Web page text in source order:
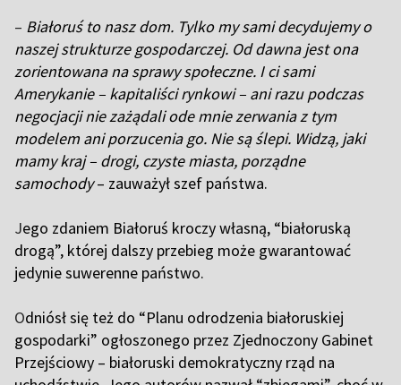
– Białoruś to nasz dom. Tylko my sami decydujemy o
naszej strukturze gospodarczej. Od dawna jest ona
zorientowana na sprawy społeczne. I ci sami
Amerykanie – kapitaliści rynkowi – ani razu podczas
negocjacji nie zażądali ode mnie zerwania z tym
modelem ani porzucenia go. Nie są ślepi. Widzą, jaki
mamy kraj – drogi, czyste miasta, porządne
samochody– zauważył szef państwa.
Jego zdaniem Białoruś kroczy własną, “białoruską
drogą”, której dalszy przebieg może gwarantować
jedynie suwerenne państwo.
Odniósł się też do “Planu odrodzenia białoruskiej
gospodarki” ogłoszonego przez Zjednoczony Gabinet
Przejściowy – białoruski demokratyczny rząd na